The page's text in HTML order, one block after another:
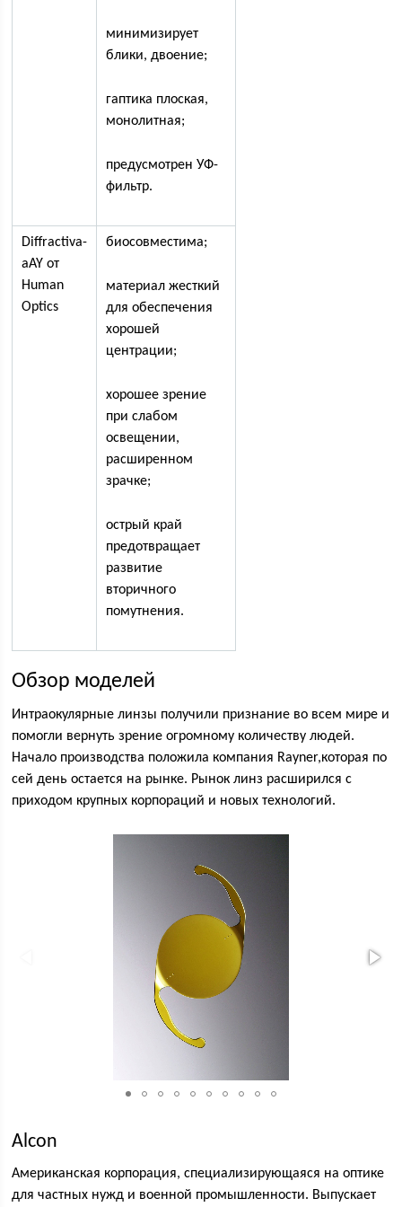
минимизирует
блики, двоение;
гаптика плоская,
монолитная;
предусмотрен УФ-
фильтр.
Diffractiva-
aAY от
Human
Optics
биосовместима;
материал жесткий
для обеспечения
хорошей
центрации;
хорошее зрение
при слабом
освещении,
расширенном
зрачке;
острый край
предотвращает
развитие
вторичного
помутнения.
Обзор моделей
Интраокулярные линзы получили признание во всем мире и
помогли вернуть зрение огромному количеству людей.
Начало производства положила компания Rayner,которая по
сей день остается на рынке. Рынок линз расширился с
приходом крупных корпораций и новых технологий.
Alcon
Американская корпорация, специализирующаяся на оптике
для частных нужд и военной промышленности. Выпускает